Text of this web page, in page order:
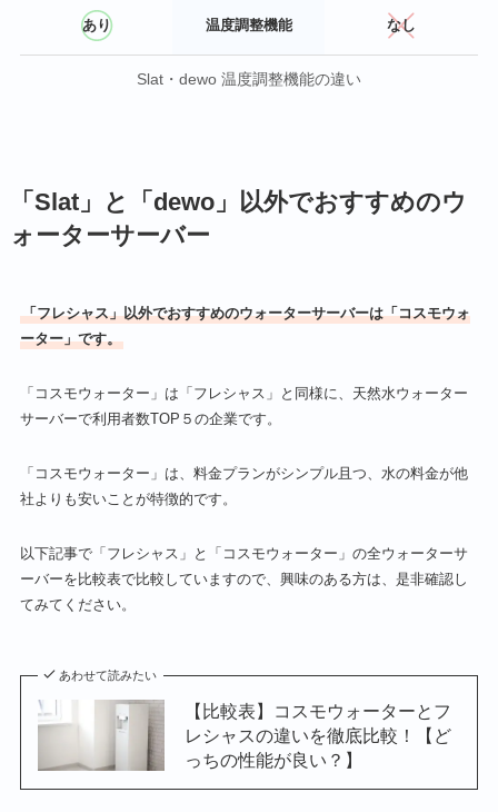
あり 温度調整機能 なし
Slat・dewo 温度調整機能の違い
「Slat」と「dewo」以外でおすすめのウ
ォーターサーバー
「フレシャス」以外でおすすめのウォーターサーバーは「コスモウォ
ーター」です。
「コスモウォーター」は「フレシャス」と同様に、天然水ウォーター
サーバーで利用者数TOP５の企業です。
「コスモウォーター」は、料金プランがシンプル且つ、水の料金が他
社よりも安いことが特徴的です。
以下記事で「フレシャス」と「コスモウォーター」の全ウォーターサ
ーバーを比較表で比較していますので、興味のある方は、是非確認し
てみてください。
あわせて読みたい
【比較表】コスモウォーターとフ
レシャスの違いを徹底比較！【ど
っちの性能が良い？】